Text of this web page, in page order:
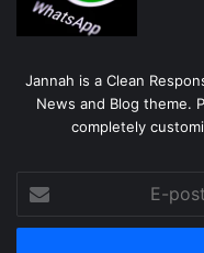
Jannah is a Clean
News and Blog theme.
completely
posta
adresinizi